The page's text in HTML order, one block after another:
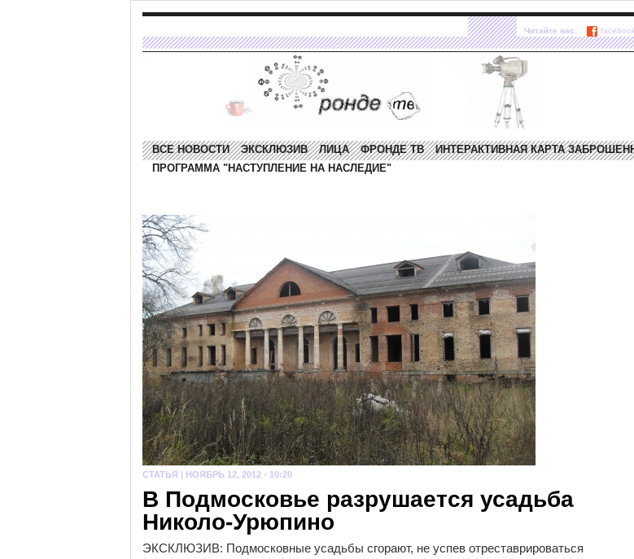
Читайте нас:
ВСЕ НОВОСТИ ЭКСКЛЮЗИВ ЛИЦА ФРОНДЕ ТВ
ИНТЕРАКТИВНАЯ КАРТА
ПРОГРАММА "НАСТУПЛЕНИЕ НА НАСЛЕДИЕ"
СТАТЬЯ | НОЯБРЬ 12, 2012 - 10:20
В Подмосковье разрушается усадьба
Николо-Урюпино
ЭКСКЛЮЗИВ: Подмосковные усадьбы сгорают, не успев отреставрироваться